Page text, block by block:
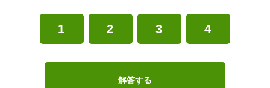
1 2 3 4
解答する